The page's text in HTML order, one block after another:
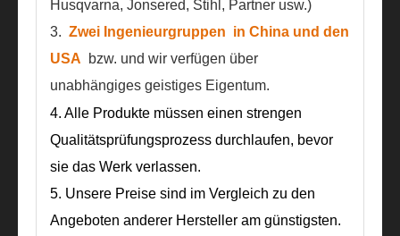
Husqvarna, Jonsered, Stihl, Partner usw.)
3. Zwei Ingenieurgruppen in China und den
USA bzw. und wir verfügen über
unabhängiges geistiges Eigentum.
4. Alle Produkte müssen einen strengen
Qualitätsprüfungsprozess durchlaufen, bevor
sie das Werk verlassen.
5. Unsere Preise sind im Vergleich zu den
Angeboten anderer Hersteller am günstigsten.